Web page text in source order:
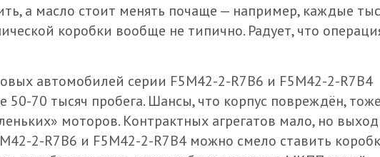
а масло стоит менять почаще — например, каждые
коробки вообще не типично. Радует, что
автомобилей серии F5M42-2-R7B6 и F5M42-2-R7B4
50-70 тысяч пробега. Шансы, что корпус повреждён,
моторов. Контрактных агрегатов мало, но выход
2-R7B6 и F5M42-2-R7B4 можно смело ставить